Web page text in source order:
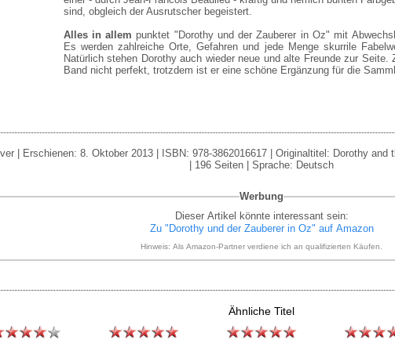
sind, obgleich der Ausrutscher begeistert.
Alles in allem punktet "Dorothy und der Zauberer in Oz" mit
Es werden zahlreiche Orte, Gefahren und jede Menge skurrile
Natürlich stehen Dorothy auch wieder neue und alte Freunde zur Seite.
Band nicht perfekt, trotzdem ist er eine schöne Ergänzung für die
| Erschienen: 8. Oktober 2013 | ISBN: 978-3862016617 | Originaltitel: Dorothy
| 196 Seiten | Sprache: Deutsch
Werbung
Dieser Artikel könnte interessant sein:
Zu "Dorothy und der Zauberer in Oz" auf Amazon
Hinweis: Als Amazon-Partner verdiene ich an qualifizierten Käufen.
Ähnliche Titel